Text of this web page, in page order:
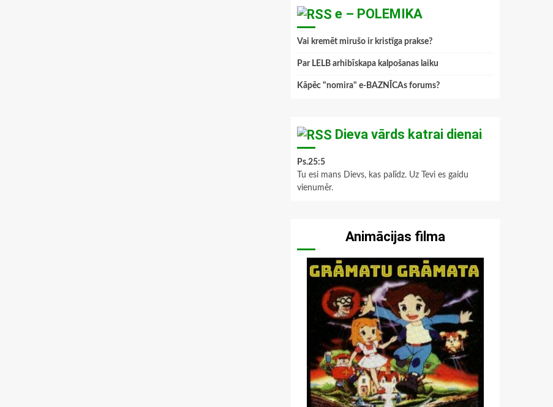
e – POLEMIKA
Vai kremēt mirušo ir kristīga prakse?
Par LELB arhibīskapa kalpošanas laiku
Kāpēc "nomira" e-BAZNĪCAs forums?
Dieva vārds katrai dienai
Ps.25:5
Tu esi mans Dievs, kas palīdz. Uz Tevi es gaidu
vienumēr.
Animācijas filma